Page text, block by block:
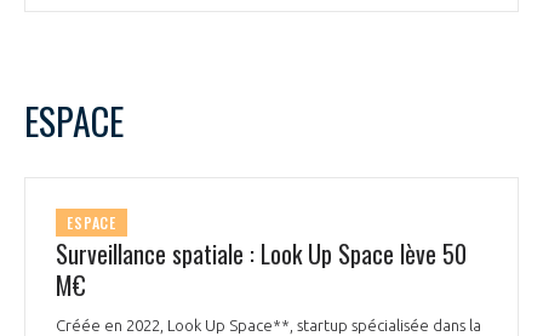
ESPACE
ESPACE
Surveillance spatiale : Look Up Space lève 50
M€
Créée en 2022, Look Up Space**, startup spécialisée dans la